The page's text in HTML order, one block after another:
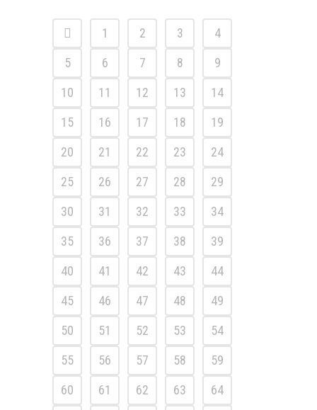
1 2 3
4
5
6 7 8
9
10
11 12 13
14
15
16 17 18
19
20
21 22 23
24
25
26 27 28
29
30
31 32 33
34
35
36 37 38
39
40
41 42 43
44
45
46 47 48
49
50
51 52 53
54
55
56 57 58
59
60
61 62 63
64